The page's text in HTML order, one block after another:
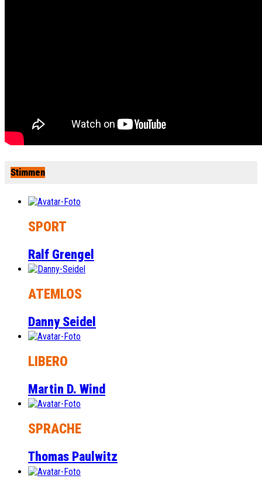
Stimmen
SPORT
Ralf Grengel
ATEMLOS
Danny Seidel
LIBERO
Martin D. Wind
SPRACHE
Thomas Paulwitz